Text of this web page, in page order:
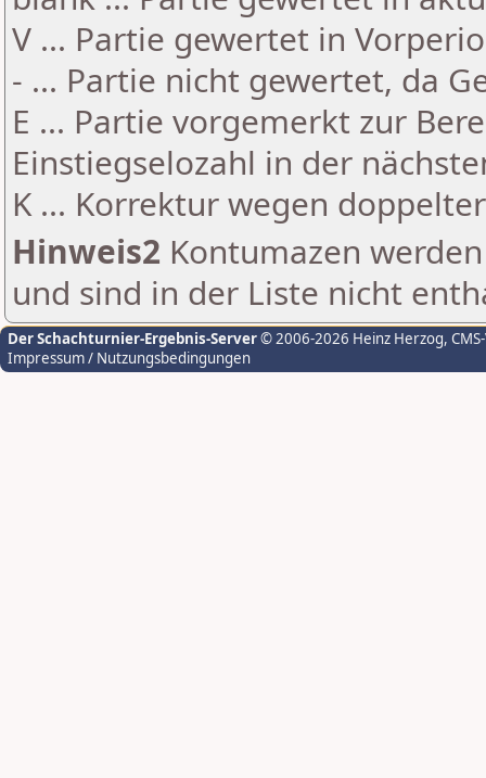
V ... Partie gewertet in
- ... Partie nicht gewertet, da
E ... Partie vorgemerkt zur
Einstiegselozahl in der
K ... Korrektur wegen
Hinweis2 Kontumazen
und sind in der Liste nicht
Der Schachturnier-Ergebnis-Server© 2006-2026 Heinz Herzog,
Impressum / Nutzungsbedingungen